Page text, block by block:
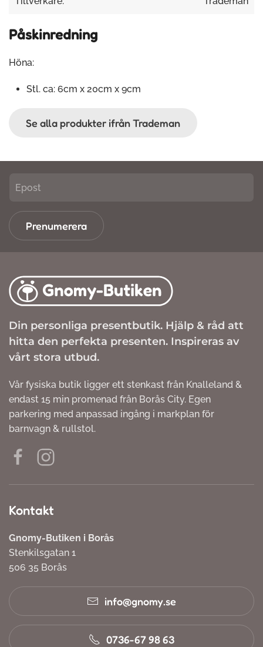
Påskinredning
Höna:
Stl. ca: 6cm x 20cm x 9cm
Se alla produkter ifrån Trademan
Prenumerera
Din personliga presentbutik. Hjälp & råd att
hitta den perfekta presenten. Inspireras av
vårt stora utbud.
Vår fysiska butik ligger ett stenkast från Knalleland &
endast 15 min promenad från Borås City. Egen
parkering med anpassad ingång i markplan för
barnvagn & rullstol.
Kontakt
Gnomy-Butiken i Borås
Stenkilsgatan 1
506 35 Borås
info@gnomy.se
0736-67 98 63